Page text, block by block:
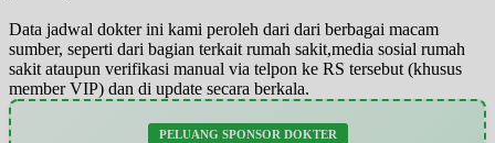
Data jadwal dokter ini kami peroleh dari dari berbagai macam
sumber, seperti dari bagian terkait rumah sakit,media sosial rumah
sakit ataupun verifikasi manual via telpon ke RS tersebut (khusus
member VIP) dan di update secara berkala.
PELUANG SPONSOR DOKTER